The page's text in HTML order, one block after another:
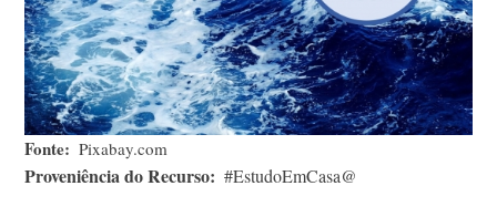
Fonte Pixabay.com
Proveniência do Recurso #EstudoEmCasa@